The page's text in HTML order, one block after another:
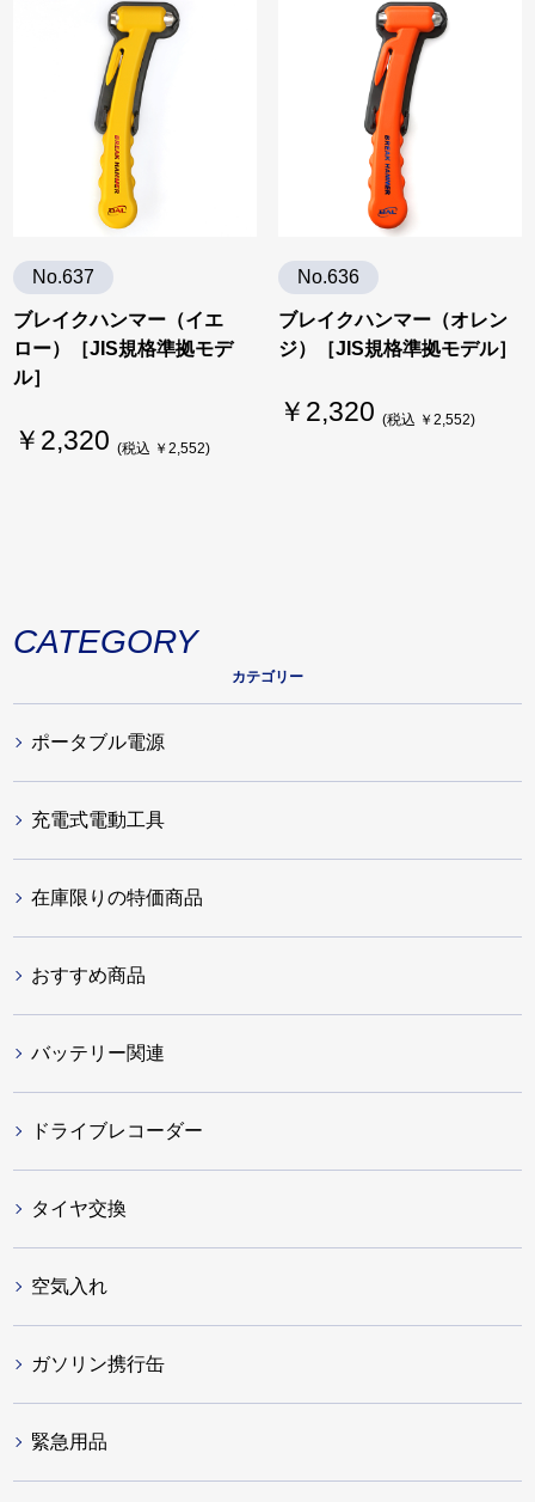
CATEGORY
カテゴリー
ポータブル電源
充電式電動工具
在庫限りの特価商品
おすすめ商品
バッテリー関連
ドライブレコーダー
タイヤ交換
空気入れ
ガソリン携行缶
緊急用品
No.637
ブレイクハンマー（イエ
ロー）［JIS規格準拠モデ
ル］
￥2,320 (税込 ￥2,552)
No.636
ブレイクハンマー（オレン
ジ）［JIS規格準拠モデル］
￥2,320 (税込 ￥2,552)